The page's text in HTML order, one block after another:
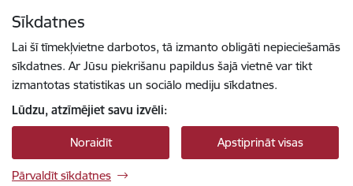
Sīkdatnes
Lai šī tīmekļvietne darbotos, tā izmanto obligāti nepieciešamās
sīkdatnes. Ar Jūsu piekrišanu papildus šajā vietnē var tikt
izmantotas statistikas un sociālo mediju sīkdatnes.
Lūdzu, atzīmējiet savu izvēli:
Noraidīt Apstiprināt visas
Pārvaldīt sīkdatnes